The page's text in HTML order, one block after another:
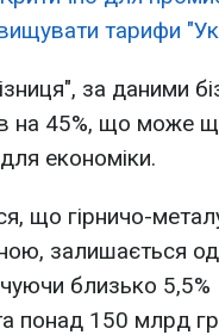
тарифи
за даними
на 45%, що може
економіки.
що гірничо-
залишається
близько
понад 150 млрд